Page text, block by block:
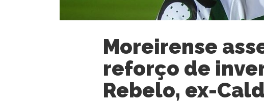
Moreirense
reforço de
Rebelo, ex-